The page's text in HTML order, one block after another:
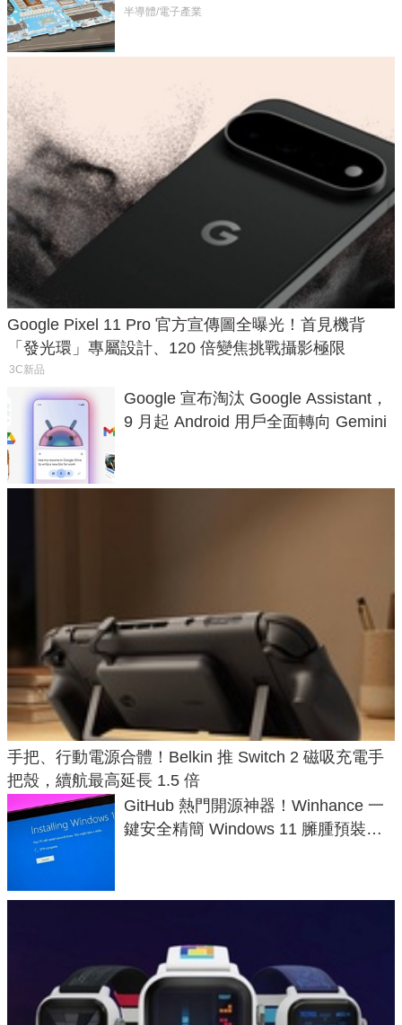
半導體/電子產業
Google Pixel 11 Pro 官方宣傳圖全曝光！首見機背
「發光環」專屬設計、120 倍變焦挑戰攝影極限
3C新品
Google 宣布淘汰 Google Assistant，
9 月起 Android 用戶全面轉向 Gemini
手把、行動電源合體！Belkin 推 Switch 2 磁吸充電手
把殼，續航最高延長 1.5 倍
GitHub 熱門開源神器！Winhance 一
鍵安全精簡 Windows 11 臃腫預裝軟